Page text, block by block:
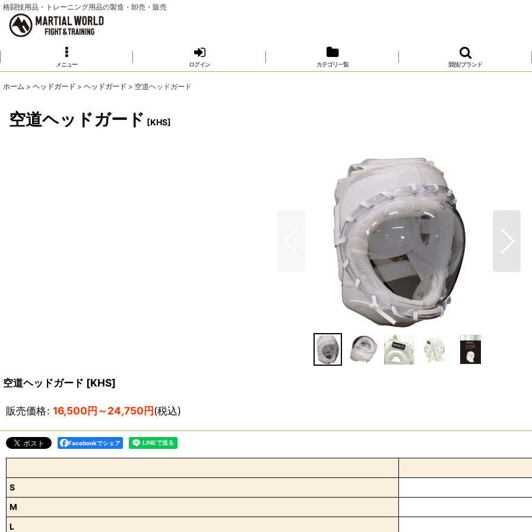
格闘技用品・トレーニング用品の製造・卸売・販売
メニュー ログイン カテゴリ一覧 競技/ブランド
ホーム > ヘッドガード > ヘッドガード > 空道ヘッドガード
空道ヘッドガード [KHS]
空道ヘッドガード [KHS]
販売価格: 16,500円～24,750円(税込)
Facebookでシェア
S
M
L